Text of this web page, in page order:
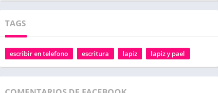
TAGS
escribir en telefono escritura lapiz lapiz y pael